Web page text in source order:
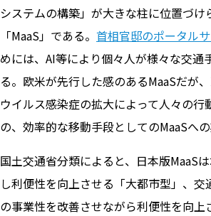
システムの構築」が大きな柱に位置づ
「MaaS」である。 首相官邸のポータル
めには、AI等により個々人が様々な交
る。欧米が先行した感のあるMaaSだが
ウイルス感染症の拡大によって人々の
の、効率的な移動手段としてのMaaSへ
国土交通省分類によると、日本版MaaS
し利便性を向上させる「大都市型」、
の事業性を改善させながら利便性を向